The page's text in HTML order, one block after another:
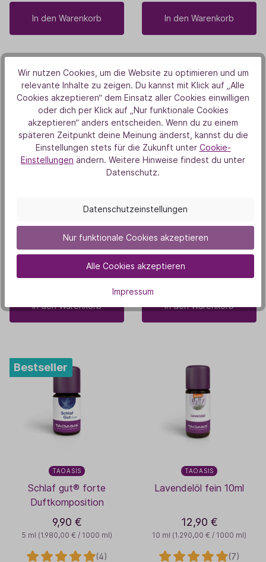
In den Warenkorb In den Warenkorb
Bestseller
Duftset
5 ml(1.580,00 € / 1000 ml)
7,90 €
(4)
In den Warenkorb
Raumspray
10 ml(249,00 € / 1000 ml)
2,49 €
In den Warenkorb
Bestseller
TAOASIS
Schlaf gut® forte
Duftkomposition
5 ml (1.980,00 € / 1000 ml)
9,90 €
(4)
TAOASIS
Lavendelöl fein 10ml
10 ml (1.290,00 € / 1000 ml)
12,90 €
(7)
Wir nutzen Cookies, um die Website zu optimieren und um
relevante Inhalte zu zeigen. Du kannst mit Klick auf „Alle
Cookies akzeptieren“ dem Einsatz aller Cookies einwilligen
oder dich per Klick auf „Nur funktionale Cookies
akzeptieren“ anders entscheiden. Wenn du zu einem
späteren Zeitpunkt deine Meinung änderst, kannst du die
Einstellungen stets für die Zukunft unter Cookie-
Einstellungen ändern. Weitere Hinweise findest du unter
Datenschutz.
Datenschutzeinstellungen
Nur funktionale Cookies akzeptieren
Alle Cookies akzeptieren
Impressum